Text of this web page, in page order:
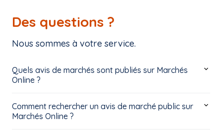
Des questions ?
Nous sommes à votre service.
Quels avis de marchés sont publiés sur Marchés
Online ?
Comment rechercher un avis de marché public sur
Marchés Online ?